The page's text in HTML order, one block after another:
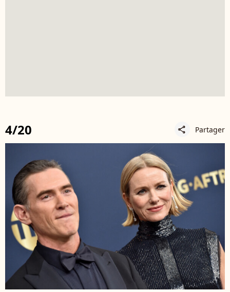
4/20 share Partager